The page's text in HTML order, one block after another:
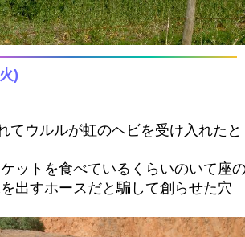
)
てウルルが虹のヘビを受け入れたと
ットを食べているくらいのいて座
出すホースだと騙して創らせた穴